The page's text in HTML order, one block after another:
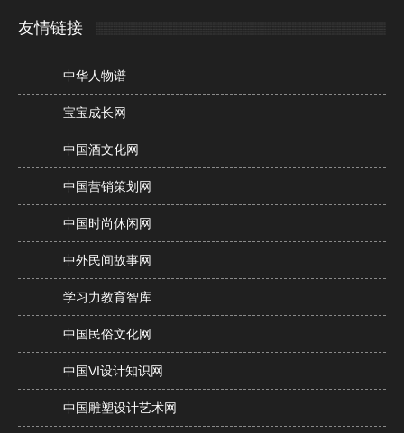
友情链接
中华人物谱
宝宝成长网
中国酒文化网
中国营销策划网
中国时尚休闲网
中外民间故事网
学习力教育智库
中国民俗文化网
中国VI设计知识网
中国雕塑设计艺术网